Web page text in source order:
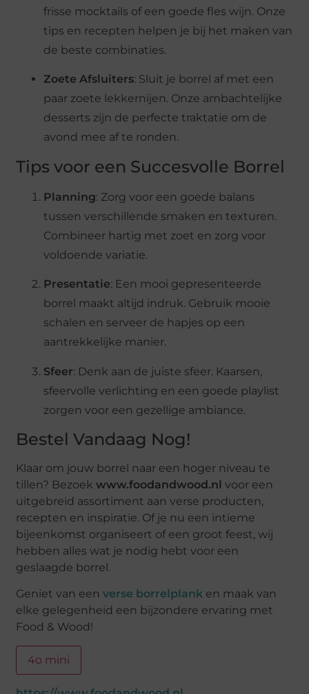
frisse mocktails of een goede fles wijn. Onze
tips en recepten helpen je bij het maken van
de beste combinaties.
Zoete Afsluiters: Sluit je borrel af met een
paar zoete lekkernijen. Onze ambachtelijke
desserts zijn de perfecte traktatie om de
avond mee af te ronden.
Tips voor een Succesvolle Borrel
Planning: Zorg voor een goede balans
tussen verschillende smaken en texturen.
Combineer hartig met zoet en zorg voor
voldoende variatie.
Presentatie: Een mooi gepresenteerde
borrel maakt altijd indruk. Gebruik mooie
schalen en serveer de hapjes op een
aantrekkelijke manier.
Sfeer: Denk aan de juiste sfeer. Kaarsen,
sfeervolle verlichting en een goede playlist
zorgen voor een gezellige ambiance.
Bestel Vandaag Nog!
Klaar om jouw borrel naar een hoger niveau te
tillen? Bezoekwww.foodandwood.nl voor een
uitgebreid assortiment aan verse producten,
recepten en inspiratie. Of je nu een intieme
bijeenkomst organiseert of een groot feest, wij
hebben alles wat je nodig hebt voor een
geslaagde borrel.
Geniet van eenverse borrelplank en maak van
elke gelegenheid een bijzondere ervaring met
Food & Wood!
4o mini